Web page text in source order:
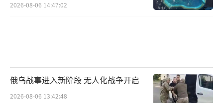
2026-08-06 14:47:02
俄乌战事进入新阶段 无人化战争开启
2026-08-06 13:42:48